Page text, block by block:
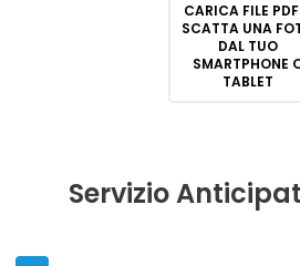
CARICA FILE
SCATTA UNA
DAL TUO
SMARTPHONE
TABLET
Servizio